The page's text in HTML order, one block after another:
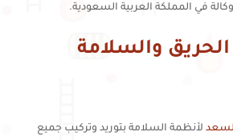
في المملكة العربية السعودية.
الحريق والسلامة
لأنظمة السلامة بتوريد وتركيب جميع